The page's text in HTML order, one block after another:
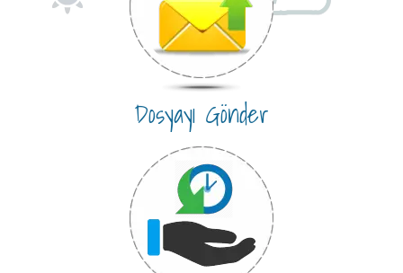
Dosyayı Gönder